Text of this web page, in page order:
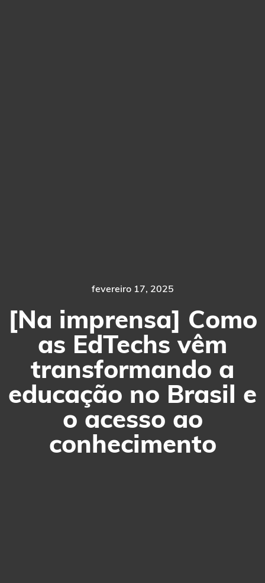
fevereiro 17, 2025
[Na imprensa] Como
as EdTechs vêm
transformando a
educação no Brasil e
o acesso ao
conhecimento